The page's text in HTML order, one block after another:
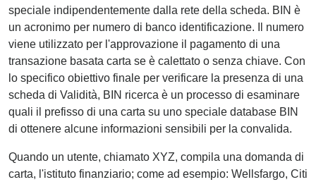
speciale indipendentemente dalla rete della scheda. BIN è
un acronimo per numero di banco identificazione. Il numero
viene utilizzato per l'approvazione il pagamento di una
transazione basata carta se è calettato o senza chiave. Con
lo specifico obiettivo finale per verificare la presenza di una
scheda di Validità, BIN ricerca è un processo di esaminare
quali il prefisso di una carta su uno speciale database BIN
di ottenere alcune informazioni sensibili per la convalida.
Quando un utente, chiamato XYZ, compila una domanda di
carta, l'istituto finanziario; come ad esempio: Wellsfargo, Citi